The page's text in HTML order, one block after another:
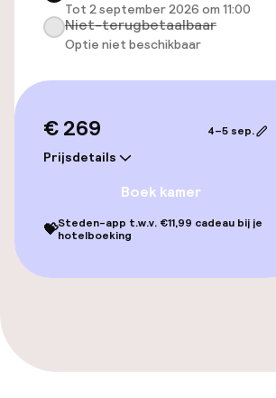
Zwemmen & wellness
Entertainment
Eet- en drinkgelegenheden
Restaurant
Tot 2 september 2026 om 11:00
Niet-terugbetaalbaar
Optie niet beschikbaar
€ 269
Prijsdetails
4–5 sep.
Boek kamer
💝Steden-app t.w.v. €11,99 cadeau bij je
hotelboeking